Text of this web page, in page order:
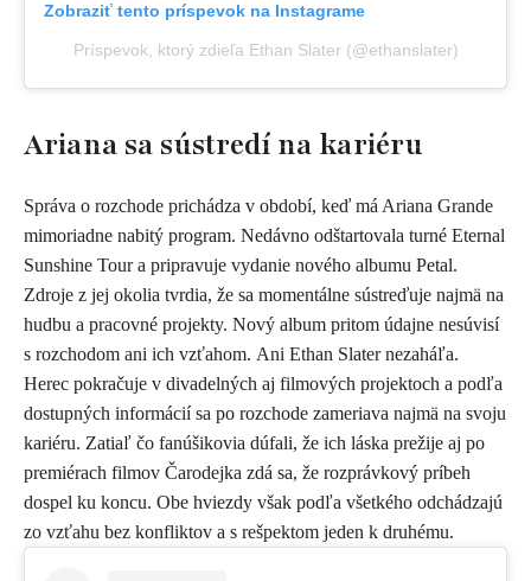
Zobraziť tento príspevok na Instagrame
Príspevok, ktorý zdieľa Ethan Slater (@ethanslater)
Ariana sa sústredí na kariéru
Správa o rozchode prichádza v období, keď má Ariana Grande
mimoriadne nabitý program. Nedávno odštartovala turné Eternal
Sunshine Tour a pripravuje vydanie nového albumu Petal.
Zdroje z jej okolia tvrdia, že sa momentálne sústreďuje najmä na
hudbu a pracovné projekty. Nový album pritom údajne nesúvisí
s rozchodom ani ich vzťahom. Ani Ethan Slater nezaháľa.
Herec pokračuje v divadelných aj filmových projektoch a podľa
dostupných informácií sa po rozchode zameriava najmä na svoju
kariéru. Zatiaľ čo fanúšikovia dúfali, že ich láska prežije aj po
premiérach filmov Čarodejka zdá sa, že rozprávkový príbeh
dospel ku koncu. Obe hviezdy však podľa všetkého odchádzajú
zo vzťahu bez konfliktov a s rešpektom jeden k druhému.